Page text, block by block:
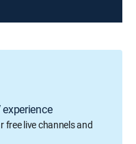
free live channels and